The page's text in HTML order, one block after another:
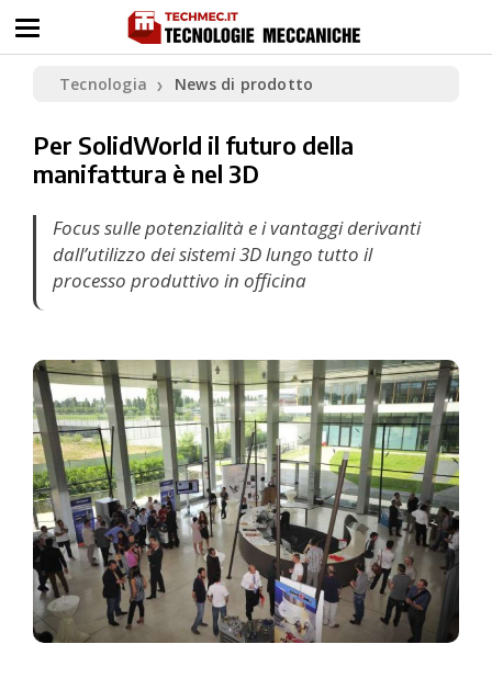
Tecnologia ❯ News di prodotto
Per SolidWorld il futuro della
manifattura è nel 3D
Focus sulle potenzialità e i vantaggi derivanti
dall’utilizzo dei sistemi 3D lungo tutto il
processo produttivo in officina